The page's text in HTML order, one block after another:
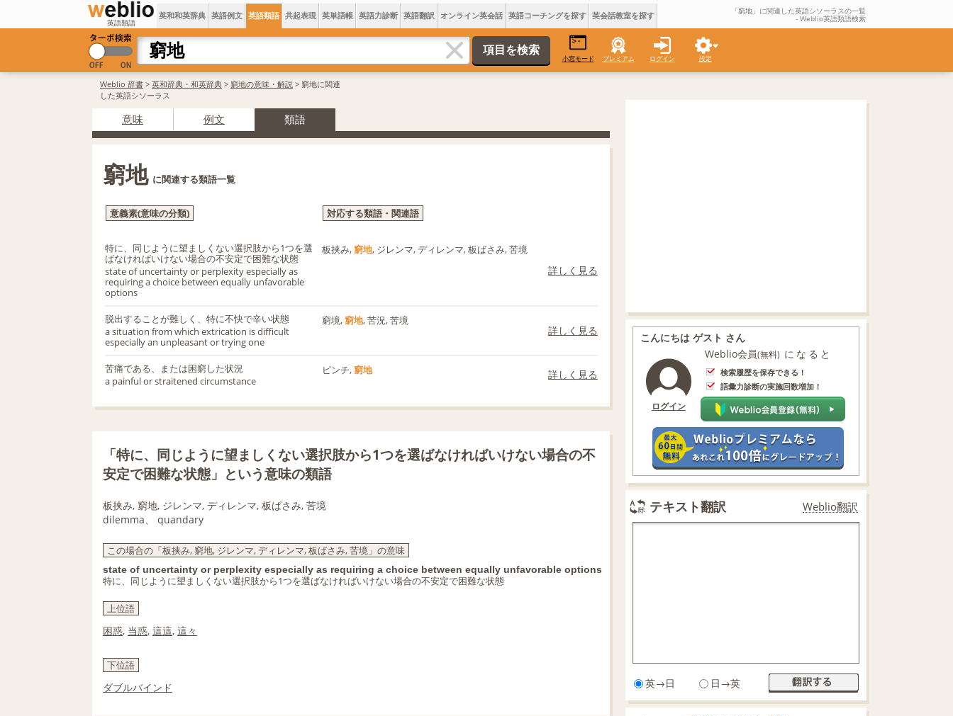
英語類語
英和和英辞典 英語例文 英語類語 共起表現 英単語帳 英語力診断 英語翻訳 オンライン英会話 英語コーチングを探す 英会話教室を探す 「窮地」に関連した英語シソーラスの一覧
- Weblio英語類語検索
小窓モード プレミアム ログイン 設定
Weblio 辞書 > 英和辞典・和英辞典 > 窮地の意味・解説 > 窮地に関連
した英語シソーラス
意味 例文 類語
窮地 に関連する類語一覧
意義素(意味の分類) 対応する類語・関連語
特に、同じように望ましくない選択肢から1つを選
ばなければいけない場合の不安定で困難な状態
state of uncertainty or perplexity especially as
requiring a choice between equally unfavorable
options
板挟み,窮地, ジレンマ, ディレンマ, 板ばさみ, 苦境
詳しく見る
脱出することが難しく、特に不快で辛い状態
a situation from which extrication is difficult
especially an unpleasant or trying one
窮境,窮地, 苦況, 苦境
詳しく見る
苦痛である、または困窮した状況
a painful or straitened circumstance
ピンチ,窮地 詳しく見る
「特に、同じように望ましくない選択肢から1つを選ばなければいけない場合の不
安定で困難な状態」という意味の類語
板挟み, 窮地, ジレンマ, ディレンマ, 板ばさみ, 苦境
dilemma、 quandary
この場合の「板挟み, 窮地, ジレンマ, ディレンマ, 板ばさみ, 苦境」の意味
state of uncertainty or perplexity especially as requiring a choice between equally unfavorable options
特に、同じように望ましくない選択肢から1つを選ばなければいけない場合の不安定で困難な状態
上位語
困惑, 当惑, 這這, 這々
下位語
ダブルバインド
こんにちは ゲスト さん
ログイン
Weblio会員(無料) になると
検索履歴を保存できる！
語彙力診断の実施回数増加！
テキスト翻訳 Weblio翻訳
英→日 日→英